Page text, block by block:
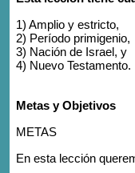
1) Amplio y estricto,
2) Período primigenio,
3) Nación de Israel, y
4) Nuevo Testamento.
Metas y Objetivos
METAS
En esta lección